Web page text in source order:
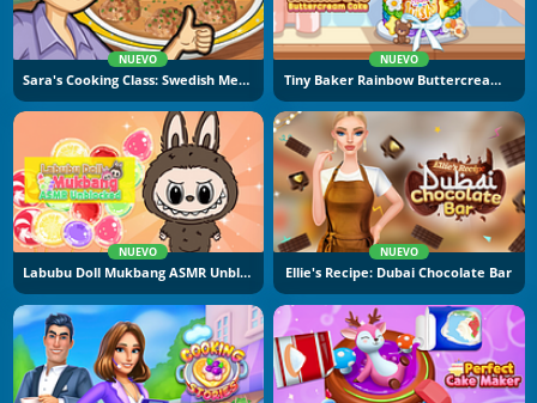
NUEVO
Sara's Cooking Class: Swedish Meatballs
NUEVO
Tiny Baker Rainbow Buttercream Cake
NUEVO
Labubu Doll Mukbang ASMR Unblocked
NUEVO
Ellie's Recipe: Dubai Chocolate Bar